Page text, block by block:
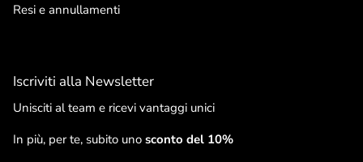
Resi e annullamenti
Iscriviti alla Newsletter
Unisciti al team e ricevi vantaggi unici
In più, per te, subito uno sconto del 10%